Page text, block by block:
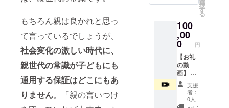
もちろん親は良かれと思っ
て言っているでしょうが、
社会変化の激しい時代に、
親世代の常識が子どもにも
通用する保証はどこにもあ
りません。「親の言いつけ
間：5分
程度 ●
提供方
法：
メール
にURL
を記載
しま
す。 ※
このリ
ターン
択
す
る
100
,00
0 円
【お礼
の動
画】 感
謝の気
持ちを
込め
て、お
支援
者：
0人